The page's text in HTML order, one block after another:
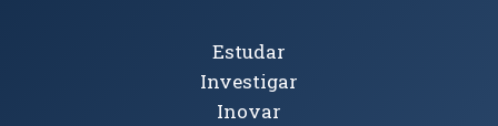
Tópicos Principais
Estudar
Investigar
Inovar